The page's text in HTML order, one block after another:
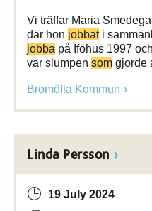
Vi träffar Maria
där hon jobbati
jobba på Iföhus 1997
var slumpen som gjorde
Bromölla Kommun
Linda Persson
19 July 2024